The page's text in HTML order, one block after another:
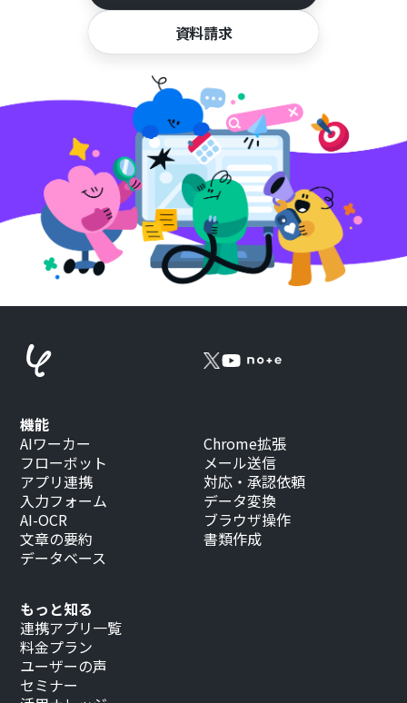
資料請求
もっと知る
連携アプリ一覧
料金プラン
ユーザーの声
セミナー
機能
AIワーカー
フローボット
アプリ連携
入力フォーム
AI-OCR
文章の要約
データベース
Chrome拡張
メール送信
対応・承認依頼
データ変換
ブラウザ操作
書類作成